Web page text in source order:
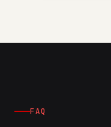
FAQ